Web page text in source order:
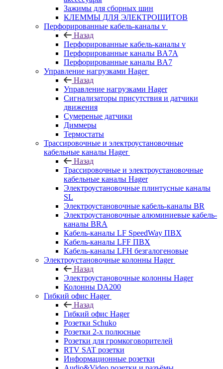
Зажимы для сборных шин
КЛЕММЫ ДЛЯ ЭЛЕКТРОЩИТОВ
Перфорированные кабель-каналы v
Назад
Перфорированные кабель-каналы v
Перфорированные каналы BA7A
Перфорированные каналы BA7
Управление нагрузками Hager
Назад
Управление нагрузками Hager
Сигнализаторы присутствия и датчики
движения
Сумереные датчики
Диммеры
Термостаты
Трассировочные и электроустановочные
кабельные каналы Hager
Назад
Трассировочные и электроустановочные
кабельные каналы Hager
Электроустановочные плинтусные каналы
SL
Электроустановочные кабель-каналы BR
Электроустановочные алюминиевые кабель-
каналы BRA
Кабель-каналы LF SpeedWay ПВХ
Кабель-каналы LFF ПВХ
Кабель-каналы LFH безгалогеновые
Электроустановочные колонны Hager
Назад
Электроустановочные колонны Hager
Колонны DA200
Гибкий офис Hager
Назад
Гибкий офис Hager
Розетки Schuko
Розетки 2-х полюсные
Розетки для громкоговорителей
RTV SAT розетки
Информационные розетки